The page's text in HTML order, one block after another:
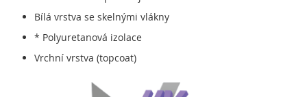
Bílá vrstva se skelnými vlákny
* Polyuretanová izolace
Vrchní vrstva (topcoat)